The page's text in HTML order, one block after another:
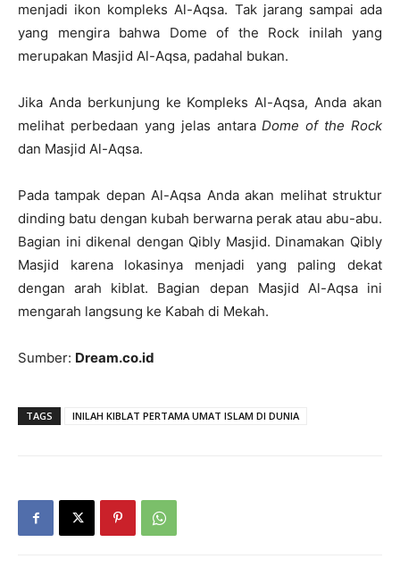
menjadi ikon kompleks Al-Aqsa. Tak jarang sampai ada
yang mengira bahwa Dome of the Rock inilah yang
merupakan Masjid Al-Aqsa, padahal bukan.
Jika Anda berkunjung ke Kompleks Al-Aqsa, Anda akan
melihat perbedaan yang jelas antaraDome of the Rock
dan Masjid Al-Aqsa.
Pada tampak depan Al-Aqsa Anda akan melihat struktur
dinding batu dengan kubah berwarna perak atau abu-abu.
Bagian ini dikenal dengan Qibly Masjid. Dinamakan Qibly
Masjid karena lokasinya menjadi yang paling dekat
dengan arah kiblat. Bagian depan Masjid Al-Aqsa ini
mengarah langsung ke Kabah di Mekah.
Sumber: Dream.co.id
TAGS INILAH KIBLAT PERTAMA UMAT ISLAM DI DUNIA